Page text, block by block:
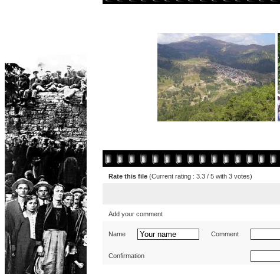
Rate this file (Current rating : 3.3 / 5 with 3 votes)
Add your comment
Name Comment
Confirmation